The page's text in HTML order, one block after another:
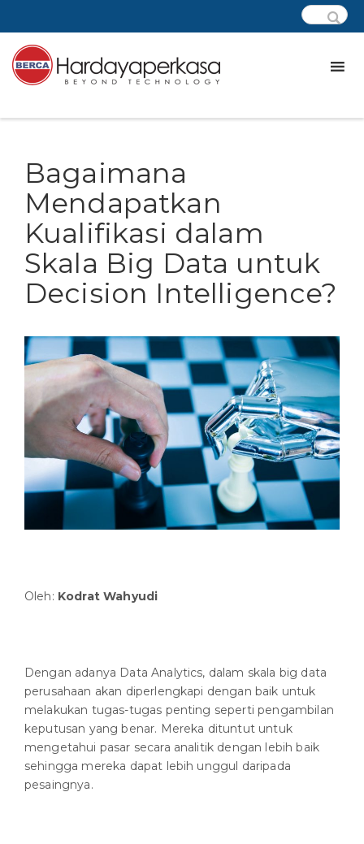
Bagaimana
Mendapatkan
Kualifikasi dalam
Skala Big Data untuk
Decision Intelligence?
Oleh: Kodrat Wahyudi
Dengan adanya Data Analytics, dalam skala big data
perusahaan akan diperlengkapi dengan baik untuk
melakukan tugas-tugas penting seperti pengambilan
keputusan yang benar. Mereka dituntut untuk
mengetahui pasar secara analitik dengan lebih baik
sehingga mereka dapat lebih unggul daripada
pesaingnya.